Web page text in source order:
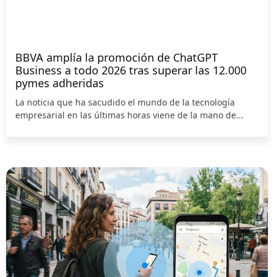
BBVA amplía la promoción de ChatGPT
Business a todo 2026 tras superar las 12.000
pymes adheridas
La noticia que ha sacudido el mundo de la tecnología
empresarial en las últimas horas viene de la mano de...